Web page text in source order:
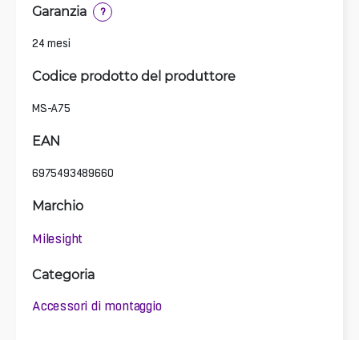
Garanzia ?
24 mesi
Codice prodotto del produttore
MS-A75
EAN
6975493489660
Marchio
Milesight
Categoria
Accessori di montaggio